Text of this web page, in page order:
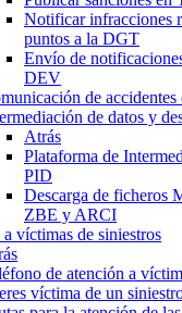
Notificar infracciones
puntos a la DGT
Envío de
DEV
de accidentes
de datos y
Atrás
Plataforma de
PID
Descarga de ficheros
ZBE y ARCI
víctimas de siniestros
de atención a
víctima de un